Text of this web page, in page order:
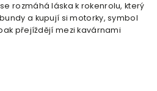
rozmáhá láska k rokenrolu, který
a kupují si motorky, symbol
přejíždějí mezi kavárnami